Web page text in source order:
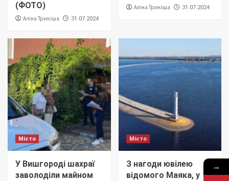
(ФОТО)
Аліна Трикіша 31.07.2024
Аліна Трикіша 31.07.2024
Місто
У Вишгороді шахраї
заволоділи майном
Місто
З нагоди ювілею
відомого Маяка, у
→